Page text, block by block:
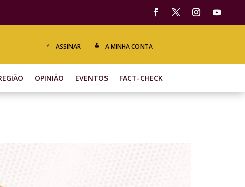
ASSINAR A MINHA CONTA
OPINIÃO EVENTOS FACT-CHECK